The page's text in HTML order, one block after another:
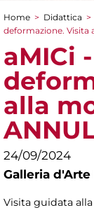
Tu sei qui
Home > Didattica >
deformazione. Visita
aMICi
alla
24/09/2024
Galleria
Visita guidata